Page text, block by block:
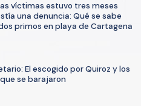
víctimas estuvo tres meses
una denuncia: Qué se sabe
primos en playa de Cartagena
El escogido por Quiroz y los
se barajaron